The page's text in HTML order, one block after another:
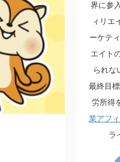
界に参
ィリエ
ーケテ
エイト
られな
最終目
労所得
業アフ
ラ